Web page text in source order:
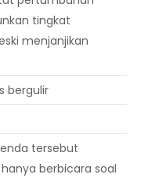
tingkat
menjanjikan
bergulir
tersebut
berbicara soal